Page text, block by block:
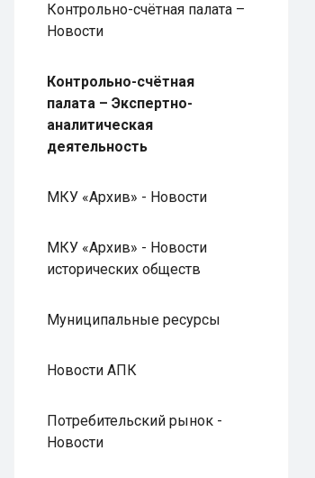
Контрольно-счётная палата –
Новости
Контрольно-счётная
палата – Экспертно-
аналитическая
деятельность
МКУ «Архив» - Новости
МКУ «Архив» - Новости
исторических обществ
Муниципальные ресурсы
Новости АПК
Потребительский рынок -
Новости